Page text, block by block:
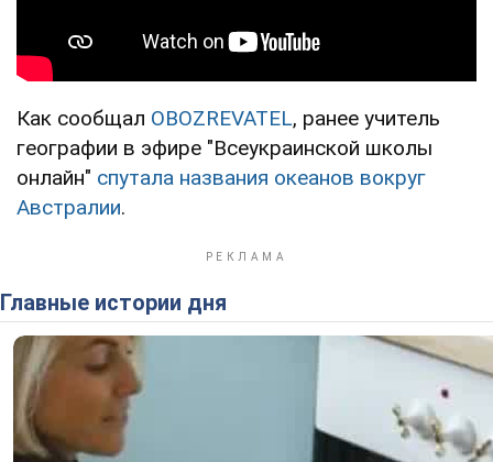
Как сообщал OBOZREVATEL, ранее учитель
географии в эфире "Всеукраинской школы
онлайн" спутала названия океанов вокруг
Австралии.
Главные истории дня